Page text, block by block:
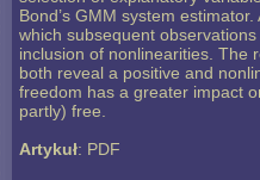
Bond’s GMM system
which subsequent
inclusion of nonlinearities. The
both reveal a positive and
freedom has a greater impact
partly) free.
Artykuł: PDF